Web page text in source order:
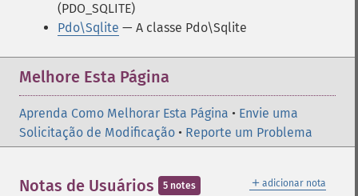
(PDO_SQLITE)
Pdo\Sqlite — A classe Pdo\Sqlite
Melhore Esta Página
Aprenda Como Melhorar Esta Página • Envie uma
Solicitação de Modificação • Reporte um Problema
＋ adicionar nota
Notas de Usuários 5 notes